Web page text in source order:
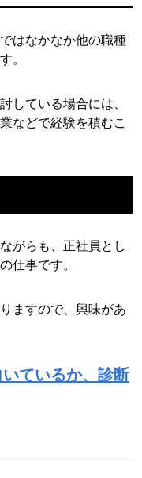
はなかなか他の職種
。
している場合には、
などで経験を積むこ
がらも、正社員とし
仕事です。
ますので、興味があ
ているか、診断